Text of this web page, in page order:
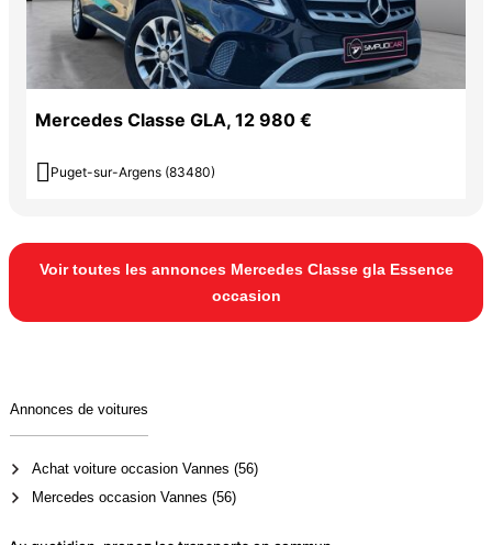
Mercedes Classe GLA, 12 980 €
 Puget-sur-Argens (83480)
Voir toutes les annonces Mercedes Classe gla Essence
occasion
Annonces de voitures
Achat voiture occasion Vannes (56)
Mercedes occasion Vannes (56)